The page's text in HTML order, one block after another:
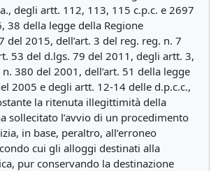
degli artt. 112, 113, 115 c.p.c. e 2697
38 della legge della Regione
del 2015, dell’art. 3 del reg. reg. n. 7
53 del d.lgs. 79 del 2011, degli artt. 3,
n. 380 del 2001, dell’art. 51 della legge
2005 e degli artt. 12-14 delle d.p.c.c.,
la ritenuta illegittimità della
sollecitato l’avvio di un procedimento
in base, peraltro, all’erroneo
cui gli alloggi destinati alla
pur conservando la destinazione